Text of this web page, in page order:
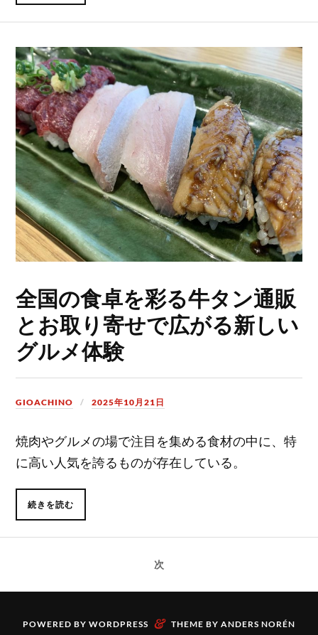
全国の食卓を彩る牛タン通販
とお取り寄せで広がる新しい
グルメ体験
GIOACHINO 2025年10月21日
焼肉やグルメの場で注目を集める食材の中に、特
に高い人気を誇るものが存在している。
続きを読む
次
POWERED BY WORDPRESS & THEME BY ANDERS NORÉN